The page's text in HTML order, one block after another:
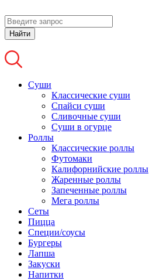
Найти
Суши
Классические суши
Спайси суши
Сливочные суши
Суши в огурце
Роллы
Классические роллы
Футомаки
Калифорнийские роллы
Жаренные роллы
Запеченные роллы
Мега роллы
Сеты
Пицца
Специи/соусы
Бургеры
Лапша
Закуски
Напитки